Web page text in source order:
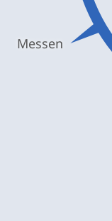
Messen